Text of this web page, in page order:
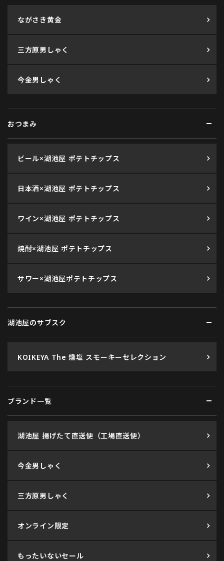
ながさき黄金
三方原男しゃく
今金男しゃく
おつまみ
ビール×湖池屋 ポテトチップス
日本酒×湖池屋 ポテトチップス
ワイン×湖池屋 ポテトチップス
焼酎×湖池屋 ポテトチップス
サワー×湖池屋ポテトチップス
湖池屋のサブスク
KOIKEYA The 燻塩 スモーキーセレクション
ブランド一覧
湖池屋 揚げたて直送便（工場直送便）
今金男しゃく
三方原男しゃく
オンライン限定
もったいないセール